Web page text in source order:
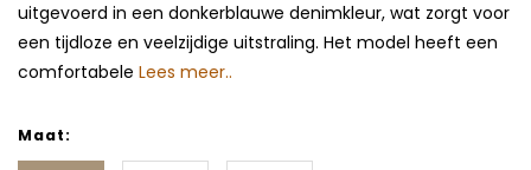
uitgevoerd in een donkerblauwe denimkleur, wat zorgt voor
een tijdloze en veelzijdige uitstraling. Het model heeft een
comfortabele Lees meer..
Maat: